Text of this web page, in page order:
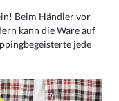
Beim Händler vor
kann die Ware auf
jede